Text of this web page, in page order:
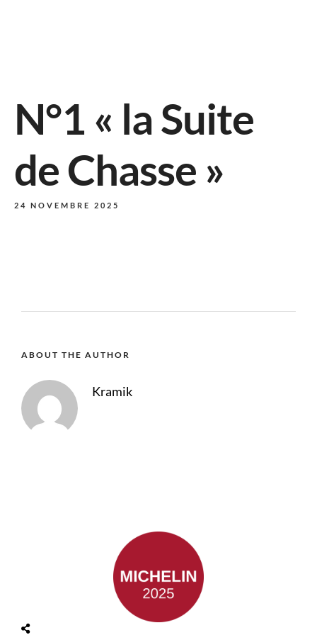
N°1 « la Suite
de Chasse »
24 NOVEMBRE 2025
ABOUT THE AUTHOR
Kramik